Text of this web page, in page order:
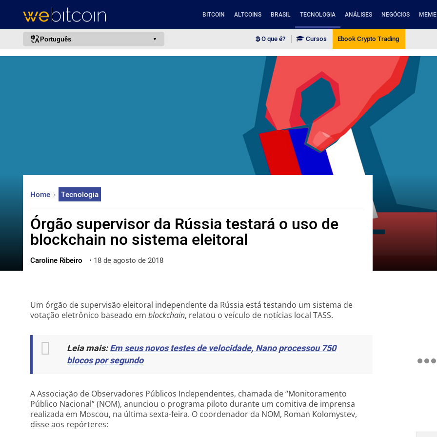
BITCOIN ALTCOINS BRASIL TECNOLOGIA ANÁLISES NEGÓCIOS
Português
한국어
العربية
ไทย
ქართული
O que é? Cursos Ebook Crypto Trading
Home Tecnologia
Órgão supervisor da Rússia testará o uso de
blockchain no sistema eleitoral
Caroline Ribeiro • 18 de agosto de 2018
Um órgão de supervisão eleitoral independente da Rússia está testando um sistema de
votação eletrônico baseado em blockchain, relatou o veículo de notícias local TASS.
Leia mais:Em seus novos testes de velocidade, Nano processou 750
blocos por segundo
A Associação de Observadores Públicos Independentes, chamada de “Monitoramento
Público Nacional” (NOM), anunciou o programa piloto durante um comitiva de imprensa
realizada em Moscou, na última sexta-feira. O coordenador da NOM, Roman Kolomystev,
disse aos repórteres: